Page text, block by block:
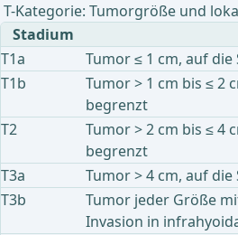
T-Kategorie: Tumorgröße und
Stadium
T1a
Tumor ≤ 1 cm, auf
T1b
Tumor > 1 cm bis ≤ 2
begrenzt
T2
Tumor > 2 cm bis ≤ 4
begrenzt
T3a
Tumor > 4 cm, auf
T3b
Tumor jeder Größe
Invasion in